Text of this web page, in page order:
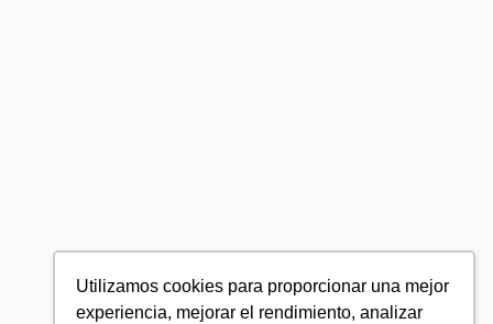
Utilizamos cookies para proporcionar una mejor
experiencia, mejorar el rendimiento, analizar